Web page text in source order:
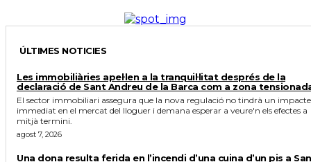
ÚLTIMES NOTICIES
Les immobiliàries apel·len a la tranquil·litat després de la
declaració de Sant Andreu de la Barca com a zona
El sector immobiliari assegura que la nova regulació no tindrà un impacte
immediat en el mercat del lloguer i demana esperar a veure'n els efectes a
mitjà termini.
agost 7, 2026
Una dona resulta ferida en l’incendi d’una cuina d’un pis a